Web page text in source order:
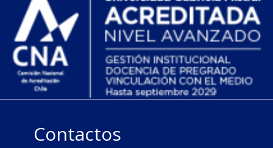
Contactos